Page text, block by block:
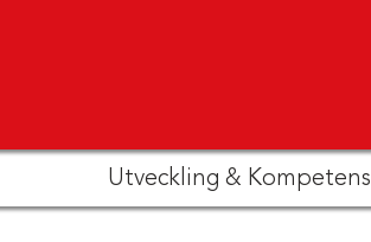
Utveckling & Kompetens